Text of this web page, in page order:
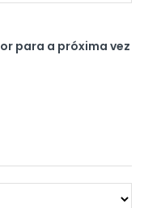
para a próxima vez